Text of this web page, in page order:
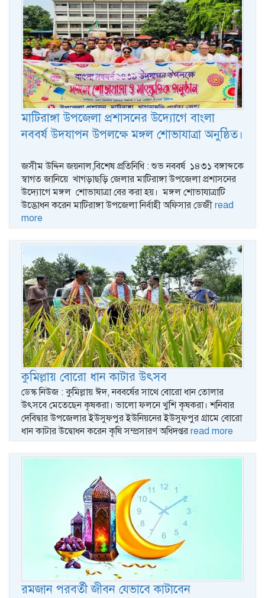
মাটিরাঙ্গা উপজেলা প্রশাসনের উদ্যােগে বাংলা
নববর্ষ উদযাপন উপলক্ষে মঙ্গল শোভাযাত্রা অনুষ্ঠিত।
জসীম উদ্দিন জয়নাল,বিশেষ প্রতিনিধি : শুভ নববর্ষ ১৪৩১ বঙ্গাব্দকে
স্বাগত জানিয়ে খাগড়াছড়ি জেলার মাটিরাঙ্গা উপজেলা প্রশাসনের
উদ্যোগে মঙ্গল শোভাযাত্রা বের করা হয়। মঙ্গল শোভাযাত্রাটি
উদ্ভোধন করেন মাটিরাঙ্গা উপজেলা নির্বাহী অফিসার ডেজী read
more
কুমিল্লায় বোরো ধান কাটার উৎসব
ডেস্ক নিউজ : কুমিল্লায় ঈদ, নববর্ষের সাথে বোরো ধান তোলার
উৎসবে মেতেছেন কৃষকরা। ভালো ফলনে খুশি কৃষকরা। শনিবার
দেবিদ্বার উপজেলার ইউসুফপুর ইউনিয়নের ইউসুফপুর গ্রামে বোরো
ধান কাটার উদ্বোধন করেন কৃষি সম্প্রসারণ অধিদপ্তর read more
রমজান পরবর্তী জীবন যেভাবে কাটাবেন